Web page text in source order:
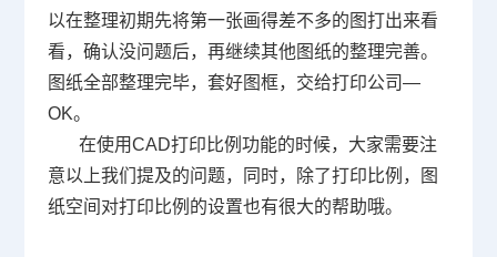
以在整理初期先将第一张画得差不多的图打出来看
看，确认没问题后，再继续其他图纸的整理完善。
图纸全部整理完毕，套好图框，交给打印公司—
OK。
在使用CAD打印比例功能的时候，大家需要注
意以上我们提及的问题，同时，除了打印比例，图
纸空间对打印比例的设置也有很大的帮助哦。